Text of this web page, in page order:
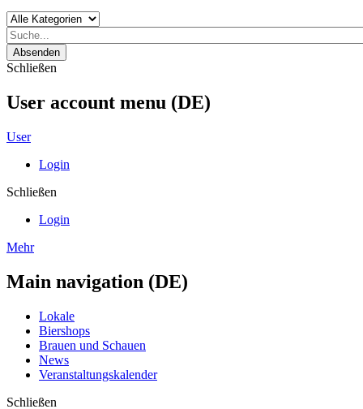
Absenden
Schließen
User account menu (DE)
User
Login
Schließen
Login
Mehr
Main navigation (DE)
Lokale
Biershops
Brauen und Schauen
News
Veranstaltungskalender
Schließen